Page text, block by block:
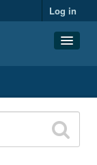
Log in